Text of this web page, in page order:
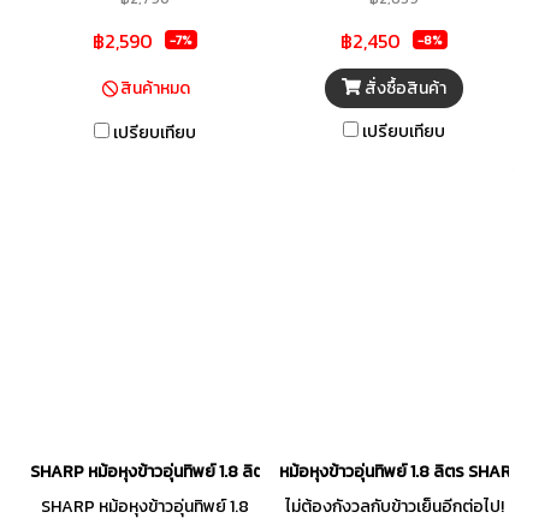
฿2,590 -7%
สินค้าหมด
เปรียบเทียบ
ได้แก่ จอ LCD แสดงสถานะบนตัว
เครื่อง, ระบบ DAS (Direct
Access System) ที่ช่วยเซตค่า
การทำงานตามเมนูอาหารที่คุณ
฿2,450 -8%
สั่งซื้อสินค้า
เปรียบเทียบ
SHARP หม้อหุงข้าวอุ่นทิพย์ 1.8 ลิตร รุ่น KS-19ET
SHARP หม้อหุงข้าวอุ่นทิพย์ 1.8
หม้อหุงข้าวอุ่นทิพย์ 1.8 ลิตร SHARP รุ่
ไม่ต้องกังวลกับข้าวเย็นอีกต่อไป!